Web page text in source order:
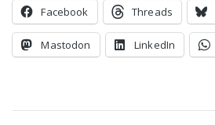
Facebook Threads
Mastodon LinkedIn